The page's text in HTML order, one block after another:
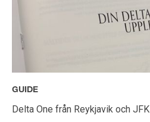
GUIDE
Delta One från Reykjavik och JFK